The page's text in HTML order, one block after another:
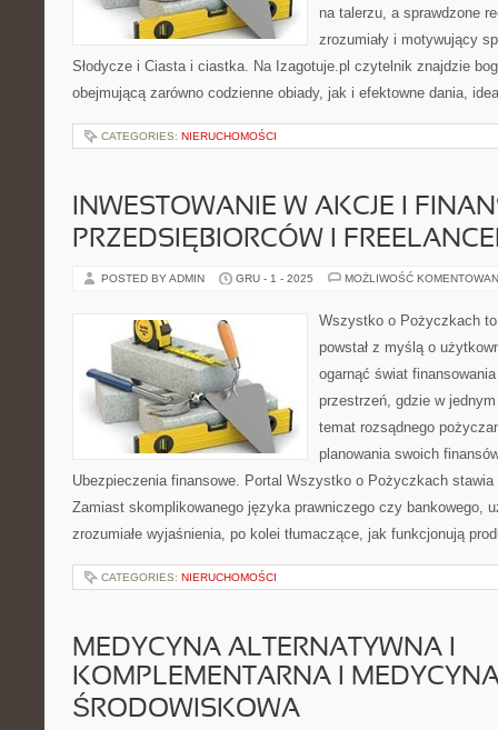
na talerzu, a sprawdzone
zrozumiały i motywujący
Słodycze i Ciasta i ciastka. Na Izagotuje.pl czytelnik znajdzie
obejmującą zarówno codzienne obiady, jak i efektowne dania,
CATEGORIES: NIERUCHOMOŚCI
INWESTOWANIE W AKCJE I
PRZEDSIĘBIORCÓW I
POSTED BY ADMIN GRU - 1 - 2025 MOŻLIWOŚĆ
Wszystko o Pożyczkach
powstał z myślą o
ogarnąć świat
przestrzeń, gdzie w
temat rozsądnego
planowania swoich
Ubezpieczenia finansowe. Portal Wszystko o Pożyczkach
Zamiast skomplikowanego języka prawniczego czy bankowego,
zrozumiałe wyjaśnienia, po kolei tłumaczące, jak funkcjonują
CATEGORIES: NIERUCHOMOŚCI
MEDYCYNA ALTERNATYWNA I
KOMPLEMENTARNA I
ŚRODOWISKOWA